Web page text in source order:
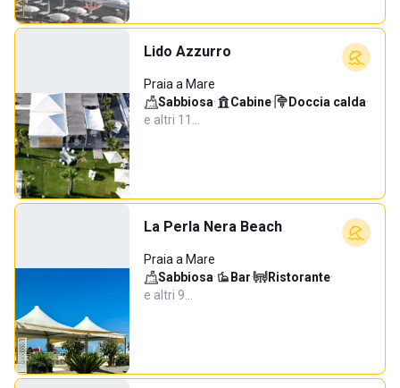
Lido Azzurro
Praia a Mare
Sabbiosa· Cabine· Doccia calda·
e altri 11…
La Perla Nera Beach
Praia a Mare
Sabbiosa· Bar· Ristorante·
e altri 9…